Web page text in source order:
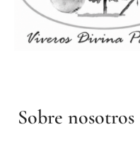
Sobre nosotros